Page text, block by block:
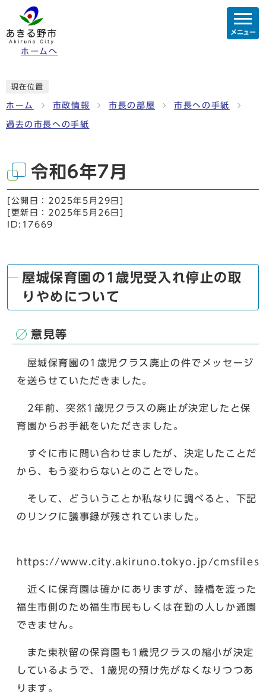
ホームへ
メニュー
現在位置
ホーム 市政情報 市長の部屋 市長への手紙
過去の市長への手紙
令和6年7月
[公開日： 2025年5月29日
[更新日： 2025年5月26日
ID:17669
屋城保育園の1歳児受入れ停止の取
りやめについて
意見等
屋城保育園の1歳児クラス廃止の件でメッセージ
を送らせていただきました。
2年前、突然1歳児クラスの廃止が決定したと保
育園からお手紙をいただきました。
すぐに市に問い合わせましたが、決定したことだ
から、もう変わらないとのことでした。
そして、どういうことか私なりに調べると、下記
のリンクに議事録が残されていました。
https://www.city.akiruno.tokyo.jp/
近くに保育園は確かにありますが、睦橋を渡った
福生市側のため福生市民もしくは在勤の人しか通園
できません。
また東秋留の保育園も1歳児クラスの縮小が決定
しているようで、1歳児の預け先がなくなりつつあ
ります。